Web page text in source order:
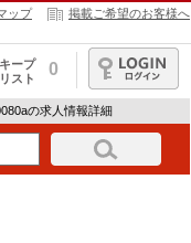
ップ 掲載ご希望のお客様へ
キープ
リスト
0
ログイン
の求人情報詳細